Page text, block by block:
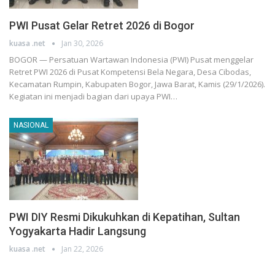
PWI Pusat Gelar Retret 2026 di Bogor
kuasa .net Jan 30, 2026
BOGOR — Persatuan Wartawan Indonesia (PWI) Pusat menggelar
Retret PWI 2026 di Pusat Kompetensi Bela Negara, Desa Cibodas,
Kecamatan Rumpin, Kabupaten Bogor, Jawa Barat, Kamis (29/1/2026).
Kegiatan ini menjadi bagian dari upaya PWI…
NASIONAL
PWI DIY Resmi Dikukuhkan di Kepatihan, Sultan
Yogyakarta Hadir Langsung
kuasa .net Jan 22, 2026